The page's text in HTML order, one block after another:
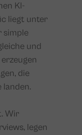
KI-
liegt unter
simple
und
die
landen.
Wir
legen